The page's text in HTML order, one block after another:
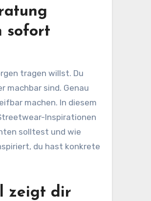
sofort
tragen willst. Du
machbar sind. Genau
machen. In diesem
Inspirationen
solltest und wie
du hast konkrete
zeigt dir